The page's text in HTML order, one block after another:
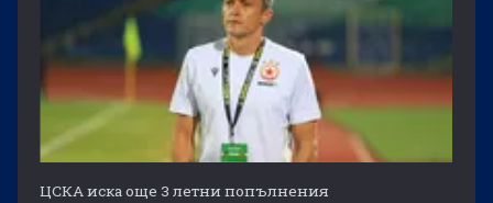
ЦСКА иска още 3 летни попълнения